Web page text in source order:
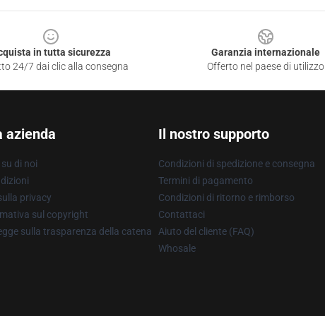
in tutta sicurezza
24/7 dai clic alla consegna
Garanzia internazionale
Offerto nel paese di utilizzo
azienda
di noi
privacy
sul copyright
sulla trasparenza della catena
Il nostro supporto
Condizioni di spedizione e consegna
Termini di pagamento
Condizioni di ritorno e rimborso
Contattaci
Aiuto del cliente (FAQ)
Whosale